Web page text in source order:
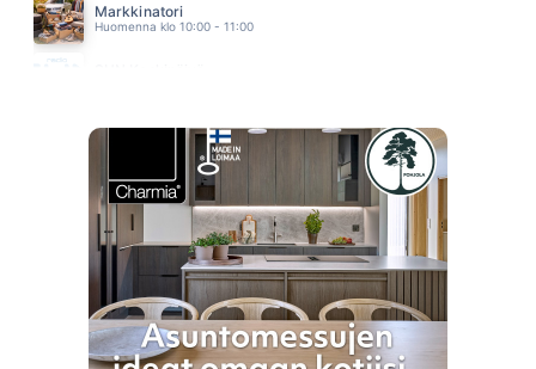
Markkinatori
Huomenna klo 10:00 - 11:00